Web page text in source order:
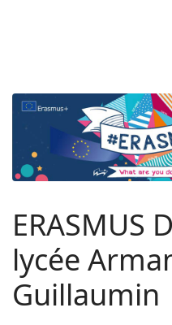
ERASMUS
lycée
Guillaumin